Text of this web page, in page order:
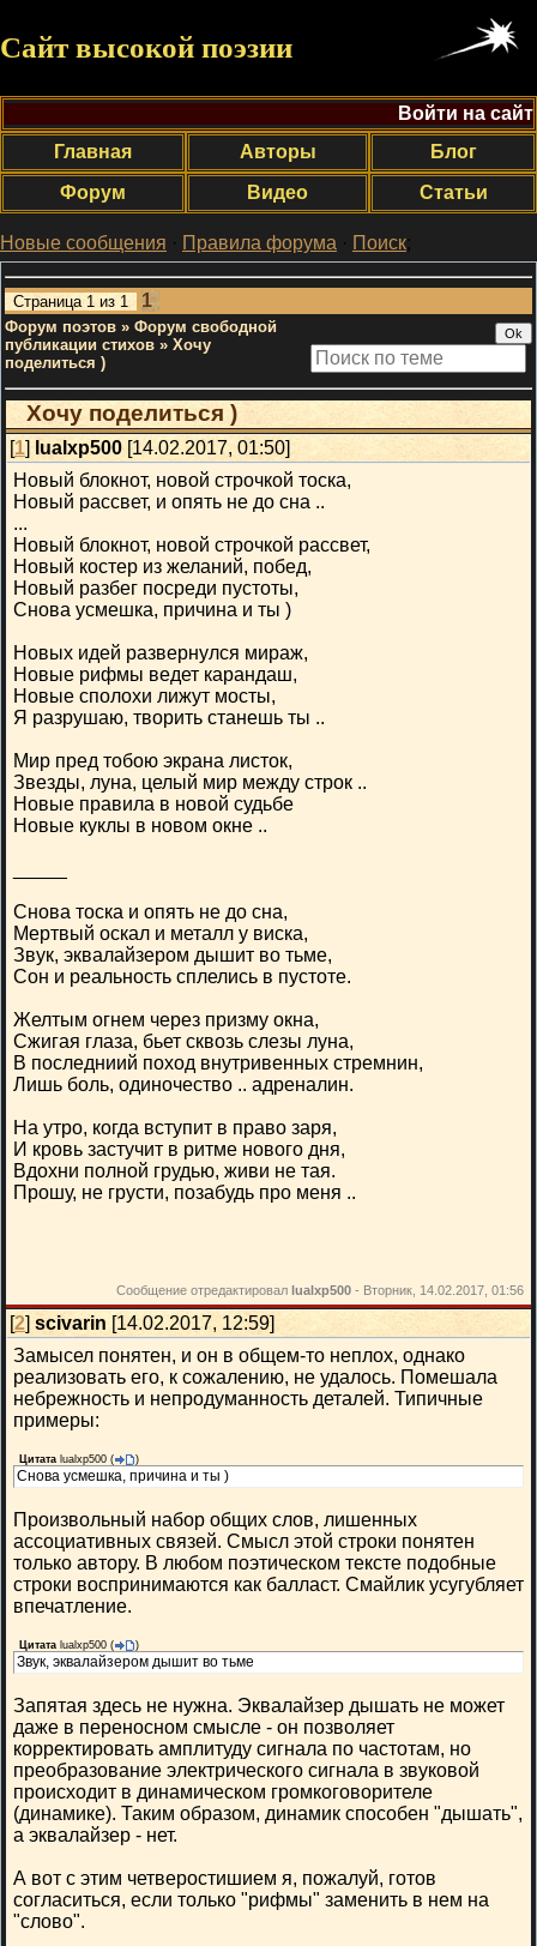
Сайт высокой поэзии
Войти на сайт
Главная
Авторы
Блог
Форум
Видео Статьи
Новые сообщения · Правила форума · Поиск;
Страница 1 из 1 1
Форум поэтов » Форум свободной
публикации стихов » Хочу
поделиться )
Хочу поделиться )
[1] lualxp500 [14.02.2017, 01:50]
Новый блокнот, новой строчкой тоска,
Новый рассвет, и опять не до сна ..
...
Новый блокнот, новой строчкой рассвет,
Новый костер из желаний, побед,
Новый разбег посреди пустоты,
Снова усмешка, причина и ты )
Новых идей развернулся мираж,
Новые рифмы ведет карандаш,
Новые сполохи лижут мосты,
Я разрушаю, творить станешь ты ..
Мир пред тобою экрана листок,
Звезды, луна, целый мир между строк ..
Новые правила в новой судьбе
Новые куклы в новом окне ..
Снова тоска и опять не до сна,
Мертвый оскал и металл у виска,
Звук, эквалайзером дышит во тьме,
Сон и реальность сплелись в пустоте.
Желтым огнем через призму окна,
Сжигая глаза, бьет сквозь слезы луна,
В последниий поход внутривенных стремнин,
Лишь боль, одиночество .. адреналин.
На утро, когда вступит в право заря,
И кровь застучит в ритме нового дня,
Вдохни полной грудью, живи не тая.
Прошу, не грусти, позабудь про меня ..
Сообщение отредактировал lualxp500 - Вторник, 14.02.2017, 01:56
[2] scivarin [14.02.2017, 12:59]
Замысел понятен, и он в общем-то неплох, однако
реализовать его, к сожалению, не удалось. Помешала
небрежность и непродуманность деталей. Типичные
примеры:
Цитата lualxp500 ( )
Снова усмешка, причина и ты )
Произвольный набор общих слов, лишенных
ассоциативных связей. Смысл этой строки понятен
только автору. В любом поэтическом тексте подобные
строки воспринимаются как балласт. Смайлик усугубляет
впечатление.
Цитата lualxp500 ( )
Звук, эквалайзером дышит во тьме
Запятая здесь не нужна. Эквалайзер дышать не может
даже в переносном смысле - он позволяет
корректировать амплитуду сигнала по частотам, но
преобразование электрического сигнала в звуковой
происходит в динамическом громкоговорителе
(динамике). Таким образом, динамик способен "дышать",
а эквалайзер - нет.
А вот с этим четверостишием я, пожалуй, готов
согласиться, если только "рифмы" заменить в нем на
"слово".